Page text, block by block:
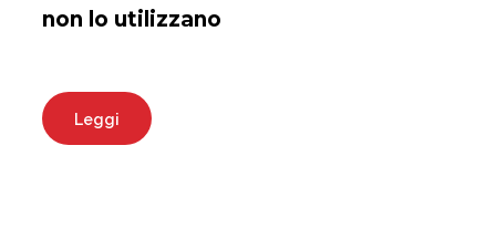
non lo utilizzano
Leggi